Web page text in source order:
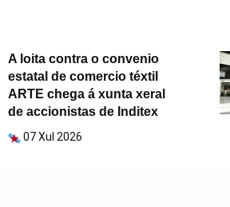
A loita contra o convenio
estatal de comercio téxtil
ARTE chega á xunta xeral
de accionistas de Inditex
07 Xul 2026